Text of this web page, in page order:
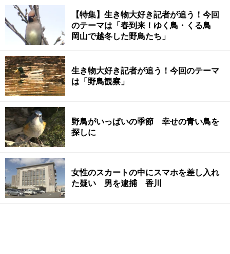
【特集】生き物大好き記者が追う！今回
のテーマは「春到来！ゆく鳥・くる鳥
岡山で越冬した野鳥たち」
生き物大好き記者が追う！今回のテーマ
は「野鳥観察」
野鳥がいっぱいの季節 幸せの青い鳥を
探しに
女性のスカートの中にスマホを差し入れ
た疑い 男を逮捕 香川